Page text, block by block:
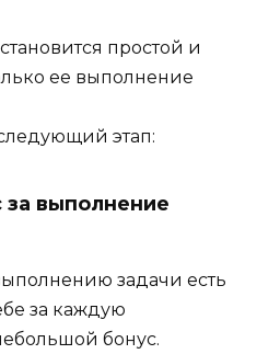
простой и
ее выполнение
этап:
за выполнение
задачи есть
за каждую
бонус.